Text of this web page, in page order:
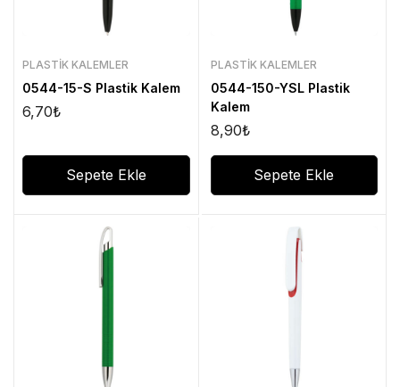
PLASTIK KALEMLER
0544-15-S Plastik Kalem
6,70₺
Sepete Ekle
PLASTIK KALEMLER
0544-150-YSL Plastik
Kalem
8,90₺
Sepete Ekle